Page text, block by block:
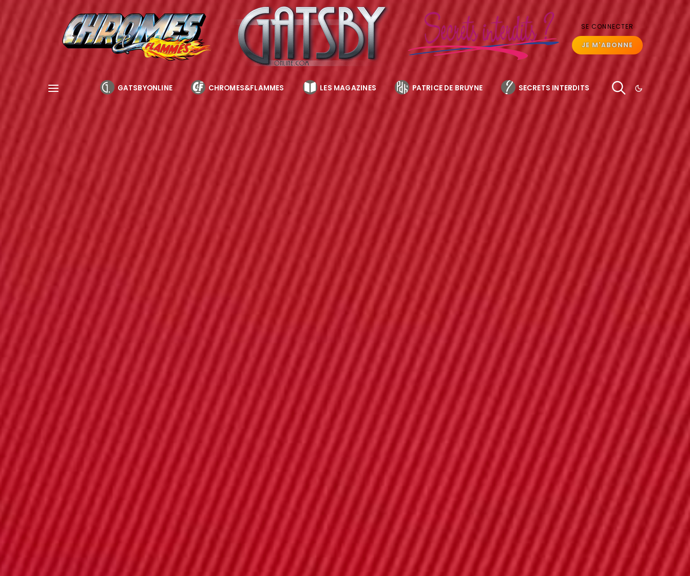
SE CONNECTER
JE M'ABONNE
GATSBYONLINE CHROMES&FLAMMES LES MAGAZINES PATRICE DE BRUYNE SECRETS INTERDITS